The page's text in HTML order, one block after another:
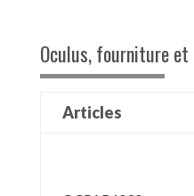
Oculus, fourniture et
Articles